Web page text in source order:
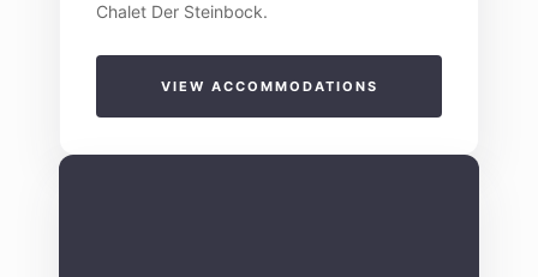
Chalet Der Steinbock.
VIEW ACCOMMODATIONS